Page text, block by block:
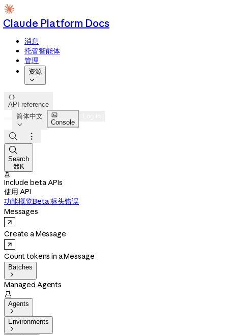
Claude Platform Docs
消息
托管智能体
管理
资源


API reference
简体中文


Console



Search
⌘K

Include beta APIs
使用 API
功能概览Beta 标头错误
Messages
Create a Message
Count tokens in a Message
Batches

Managed Agents

Agents

Environments
